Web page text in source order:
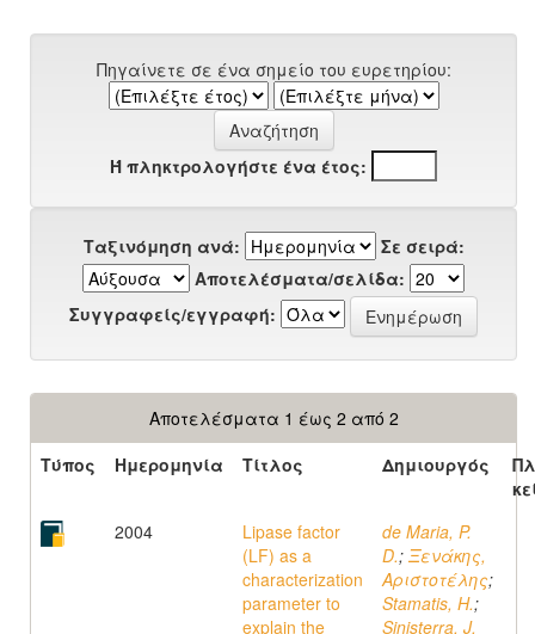
Πηγαίνετε σε ένα σημείο του ευρετηρίου:
Ή πληκτρολογήστε ένα έτος:
Ταξινόμηση ανά:
Σε σειρά:
Αποτελέσματα/σελίδα:
Συγγραφείς/εγγραφή:
Αποτελέσματα 1 έως 2 από 2
Τύπος
Ημερομηνία Τίτλος Δημιουργός
2004
Lipase factor
(LF) as a
characterization
parameter to
explain the
de Maria, P.
D.; Ξενάκης,
Αριστοτέλης;
Stamatis, H.;
Sinisterra, J.